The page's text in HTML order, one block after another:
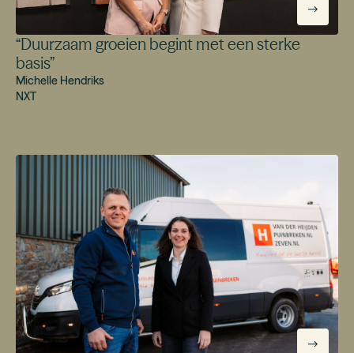
“Duurzaam groeien begint met een sterke
basis”
Michelle Hendriks
NXT